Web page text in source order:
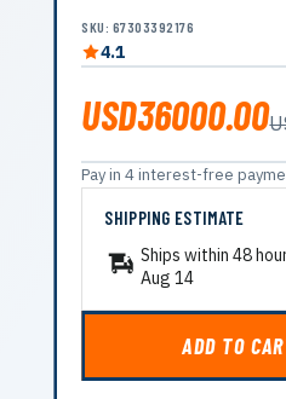
SKU: 67303392176
4.1
USD36000.00
Pay in 4 interest-free
SHIPPING ESTIMATE
Ships within 48
Aug 14
ADD TO